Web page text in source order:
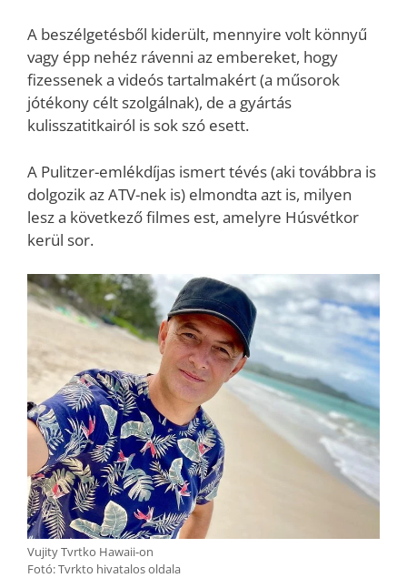
A beszélgetésből kiderült, mennyire volt könnyű
vagy épp nehéz rávenni az embereket, hogy
fizessenek a videós tartalmakért (a műsorok
jótékony célt szolgálnak), de a gyártás
kulisszatitkairól is sok szó esett.
A Pulitzer-emlékdíjas ismert tévés (aki továbbra is
dolgozik az ATV-nek is) elmondta azt is, milyen
lesz a következő filmes est, amelyre Húsvétkor
kerül sor.
Vujity Tvrtko Hawaii-on
Fotó: Tvrkto hivatalos oldala